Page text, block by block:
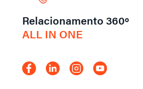
Relacionamento 360º
ALL IN ONE